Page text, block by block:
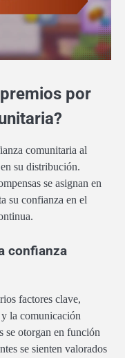
por
comunitaria al
su distribución.
se asignan en
su confianza en el
confianza
factores clave,
la comunicación
se otorgan en función
se sienten valorados